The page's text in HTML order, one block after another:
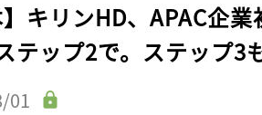
】キリンHD、APAC企
テップ2で。ステップ3
01